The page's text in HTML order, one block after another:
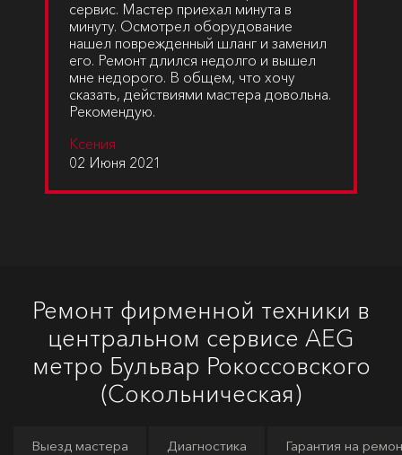
сервис. Мастер приехал минута в
минуту. Осмотрел оборудование
нашел поврежденный шланг и заменил
его. Ремонт длился недолго и вышел
мне недорого. В общем, что хочу
сказать, действиями мастера довольна.
Рекомендую.
Ксения
02 Июня 2021
Ремонт фирменной техники в
центральном сервисе AEG
метро Бульвар Рокоссовского
(Сокольническая)
Выезд мастера Диагностика Гарантия на